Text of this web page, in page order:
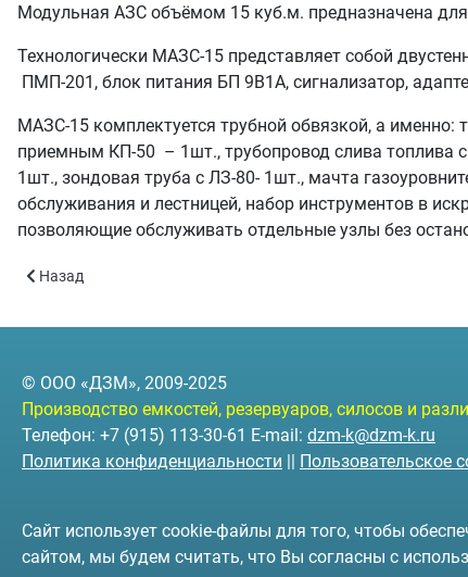
Модульная АЗС объёмом 15 куб.м. предназначена
Технологически МАЗС-15 представляет собой
ПМП-201, блок питания БП 9В1А, сигнализатор,
МАЗС-15 комплектуется трубной обвязкой, а
приемным КП-50 – 1шт., трубопровод слива
1шт., зондовая труба с ЛЗ-80- 1шт., мачта
обслуживания и лестницей, набор инструментов в
позволяющие обслуживать отдельные узлы без
Предыдущий: Контейнерная АЗС - 5 (КАЗС-5 объём 5 куб.м)
Назад
© ООО «ДЗМ», 2009-2025
Производство емкостей, резервуаров, силосов и
Телефон: +7 (915) 113-30-61 E-mail: dzm-k@dzm-k.ru
Политика конфиденциальности || Пользовательское
Сайт использует cookie-файлы для того, чтобы
сайтом, мы будем считать, что Вы согласны с